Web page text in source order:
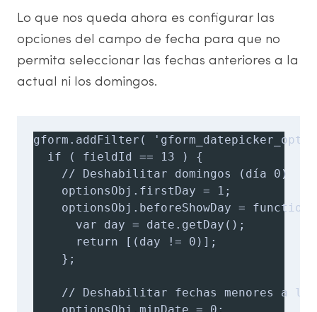
Lo que nos queda ahora es configurar las
opciones del campo de fecha para que no
permita seleccionar las fechas anteriores a la
actual ni los domingos.
gform.addFilter(
  if ( fieldId == 13 ) {
    // Deshabilitar domingos (día 0)
    optionsObj.firstDay = 1;
optionsObj.beforeShowDay =
      var day = date.getDay();
      return [(day != 0)];
    };
// Deshabilitar fechas menores a la